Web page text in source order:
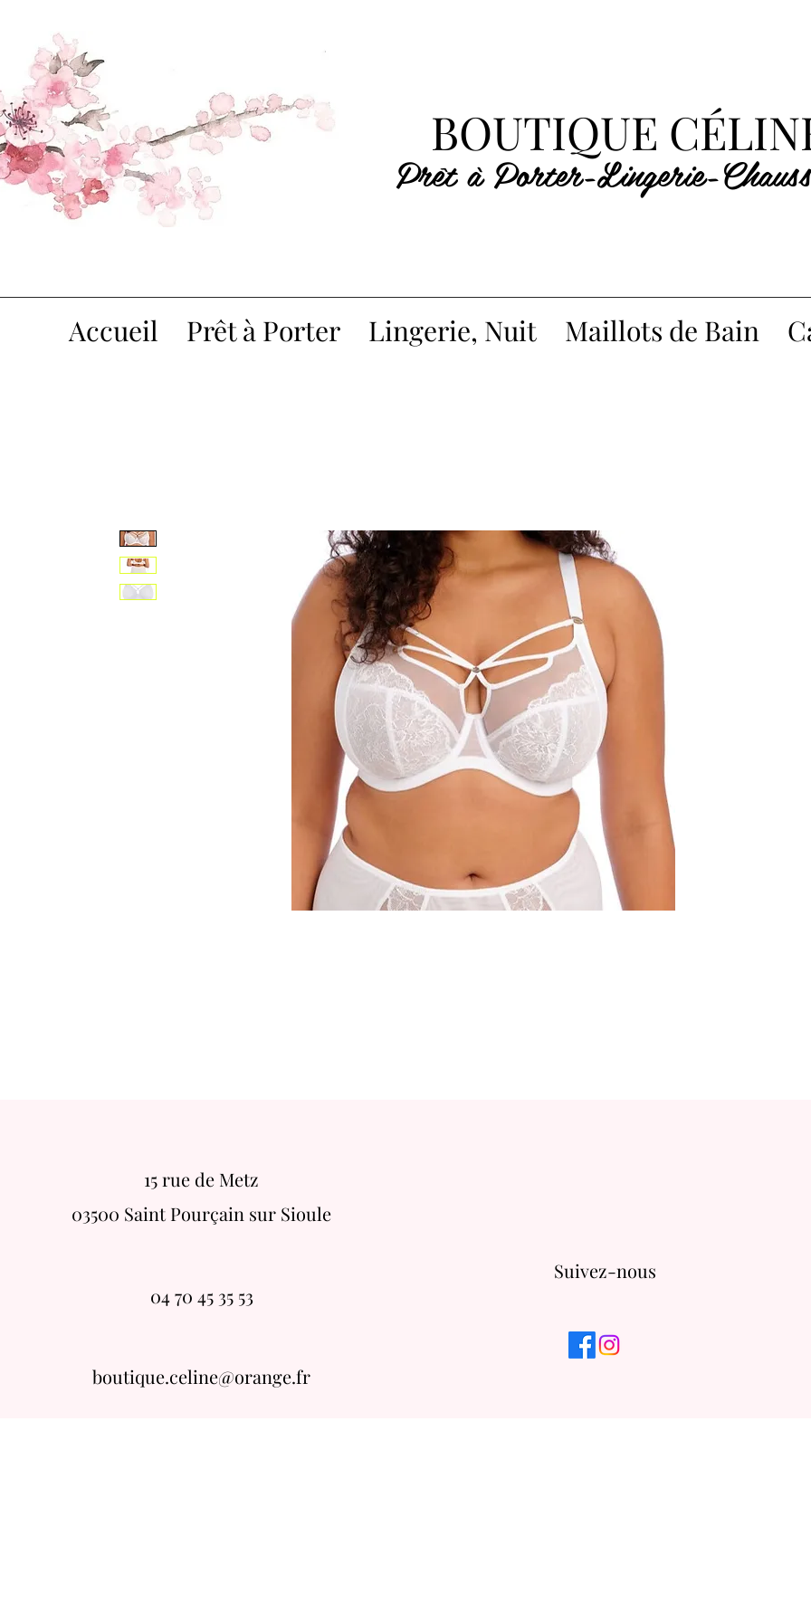
BOUTIQUE
Prêt à Porter-Lingerie-
Accueil Prêt à Porter Lingerie, Nuit Maillots de Bain
15 rue de Metz
03500 Saint Pourçain sur Sioule
04 70 45 35 53
boutique.celine@orange.fr
Suivez-nous